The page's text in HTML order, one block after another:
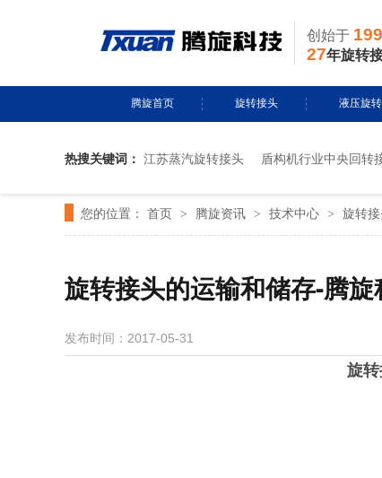
创始于
27年旋转
腾旋首页 旋转接头
水用旋转接头
导热油旋转接头
切削液旋转接头
液压旋
风电液压
多通路旋
热搜关键词： 江苏蒸汽旋转接头 盾构机行业中央回转
您的位置： 首页 > 腾旋资讯 > 技术中心 > 旋转
旋转接头的运输和储存-腾旋
发布时间：2017-05-31
旋